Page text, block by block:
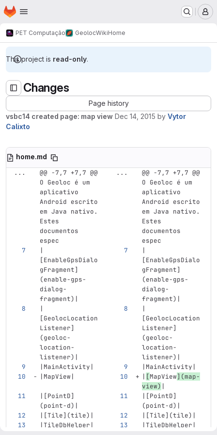
Skip to main content
Homepage
PET Computação GeolocWikiHome
This project is read-only.
Changes
Page history
vsbc14 created page: map view Dec 14, 2015 by Vytor
Calixto
home.md
...
@@ -7,7 +7,7 @@
O Geoloc é um
aplicativo
Android escrito
em Java nativo.
Estes
documentos
espec
...
@@ -7,7 +7,7 @@
O Geoloc é um
aplicativo
Android escrito
em Java nativo.
Estes
documentos
espec
|
[EnableGpsDialo
gFragment]
(enable-gps-
dialog-
fragment) |
|
[EnableGpsDialo
gFragment]
(enable-gps-
dialog-
fragment) |
|
[GeolocLocation
Listener]
(geoloc-
location-
listener) |
|
[GeolocLocation
Listener]
(geoloc-
location-
listener) |
|MainActivity|
|MainActivity|
|MapView|
| [MapView](map-
view) |
| [PointD]
(point-d) |
| [PointD]
(point-d) |
| [Tile](tile) | | [Tile](tile) |
|TileDbHelper|
|TileDbHelper|